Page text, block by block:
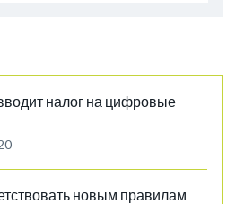
налог на цифровые
новым правилам